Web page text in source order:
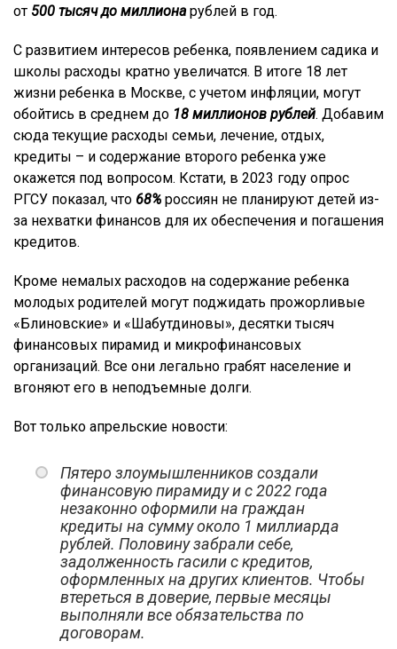
от 500 тысяч до миллионарублей в год.
С развитием интересов ребенка, появлением садика и
школы расходы кратно увеличатся. В итоге 18 лет
жизни ребенка в Москве, с учетом инфляции, могут
обойтись в среднем до 18 миллионов рублей. Добавим
сюда текущие расходы семьи, лечение, отдых,
кредиты – и содержание второго ребенка уже
окажется под вопросом. Кстати, в 2023 году опрос
РГСУ показал, что 68% россиян не планируют детей из-
за нехватки финансов для их обеспечения и погашения
кредитов.
Кроме немалых расходов на содержание ребенка
молодых родителей могут поджидать прожорливые
«Блиновские» и «Шабутдиновы», десятки тысяч
финансовых пирамид и микрофинансовых
организаций. Все они легально грабят население и
вгоняют его в неподъемные долги.
Вот только апрельские новости:
Пятеро злоумышленников создали
финансовую пирамиду и с 2022 года
незаконно оформили на граждан
кредиты на сумму около 1 миллиарда
рублей. Половину забрали себе,
задолженность гасили с кредитов,
оформленных на других клиентов. Чтобы
втереться в доверие, первые месяцы
выполняли все обязательства по
договорам.